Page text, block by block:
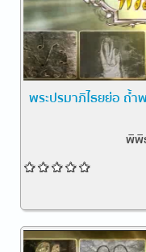
พระปรมาภิไธยย่อ ถ้ำ
พิพิ